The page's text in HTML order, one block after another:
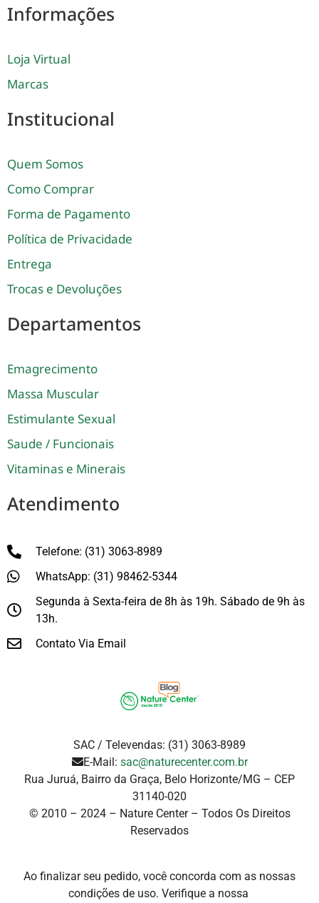
Informações
Loja Virtual
Marcas
Institucional
Quem Somos
Como Comprar
Forma de Pagamento
Política de Privacidade
Entrega
Trocas e Devoluções
Departamentos
Emagrecimento
Massa Muscular
Estimulante Sexual
Saude / Funcionais
Vitaminas e Minerais
Atendimento
Telefone: (31) 3063-8989
WhatsApp: (31) 98462-5344
Segunda à Sexta-feira de 8h às 19h. Sábado de 9h às
13h.
Contato Via Email
SAC / Televendas: (31) 3063-8989
E-Mail: sac@naturecenter.com.br
Rua Juruá, Bairro da Graça, Belo Horizonte/MG – CEP
31140-020
© 2010 – 2024 – Nature Center – Todos Os Direitos
Reservados
Ao finalizar seu pedido, você concorda com as nossas
condições de uso. Verifique a nossa